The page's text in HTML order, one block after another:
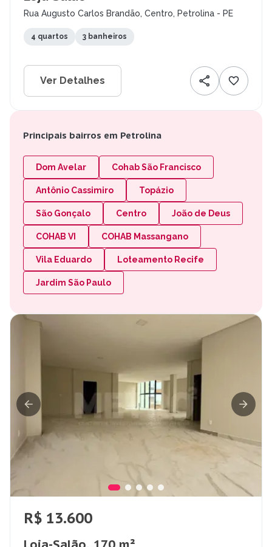
Rua Augusto Carlos Brandão, Centro, Petrolina - PE
4 quartos 3 banheiros
Ver Detalhes
Principais bairros em Petrolina
Dom Avelar Cohab São Francisco
Antônio Cassimiro Topázio
São Gonçalo Centro João de Deus
COHAB VI COHAB Massangano
Vila Eduardo Loteamento Recife
Jardim São Paulo
R$ 13.600